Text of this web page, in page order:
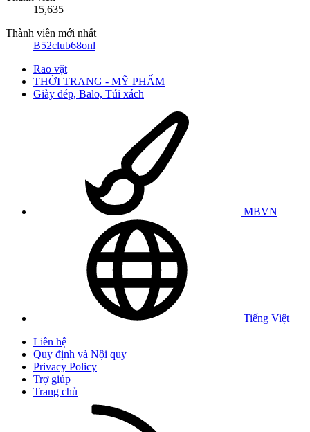
15,635
Thành viên mới nhất
B52club68onl
Rao vặt
THỜI TRANG - MỸ PHẨM
Giày dép, Balo, Túi xách
MBVN
Tiếng Việt
Liên hệ
Quy định và Nội quy
Privacy Policy
Trợ giúp
Trang chủ